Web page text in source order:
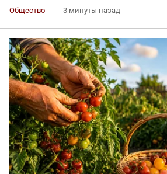
Общество 3 минуты назад